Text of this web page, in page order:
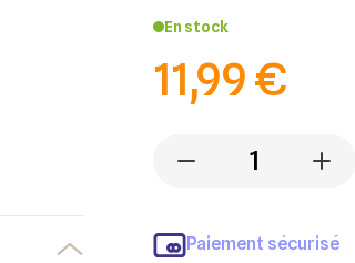
En stock
11,99 €
- +
Paiement sécurisé